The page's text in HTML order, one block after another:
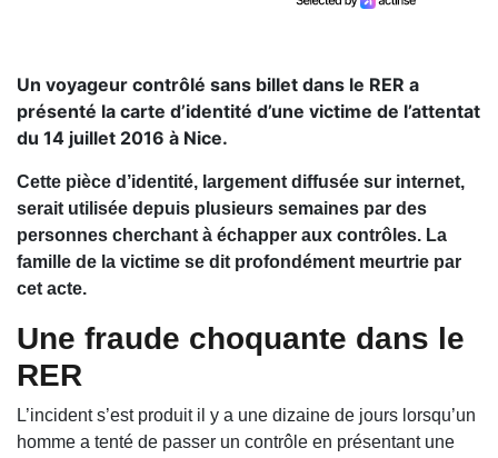
Un voyageur contrôlé sans billet dans le RER a
présenté la carte d’identité d’une victime de l’attentat
du 14 juillet 2016 à Nice.
Cette pièce d’identité, largement diffusée sur internet,
serait utilisée depuis plusieurs semaines par des
personnes cherchant à échapper aux contrôles. La
famille de la victime se dit profondément meurtrie par
cet acte.
Une fraude choquante dans le
RER
L’incident s’est produit il y a une dizaine de jours lorsqu’un
homme a tenté de passer un contrôle en présentant une